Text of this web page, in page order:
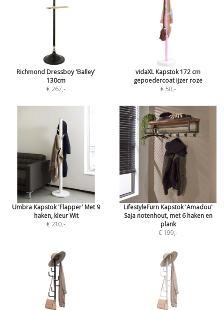
Richmond Dressboy 'Balley'
130cm
€ 267,-
vidaXL Kapstok 172 cm
gepoedercoat ijzer roze
€ 50,-
Umbra Kapstok 'Flapper' Met 9
haken, kleur Wit
€ 210,-
LifestyleFurn Kapstok 'Amadou'
Saja notenhout, met 6 haken en
plank
€ 199,-